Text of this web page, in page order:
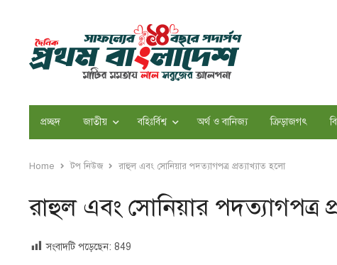
প্রচ্ছদ জাতীয় বহিঃর্বিশ্ব অর্থ ও বানিজ্য ক্রিড়াজগৎ
Home টপ নিউজ রাহুল এবং সোনিয়ার পদত্যাগপত্র প্রত্যাখ্যাত হলো
রাহুল এবং সোনিয়ার পদত্যাগপত্র
সংবাদটি পড়েছেন: 849